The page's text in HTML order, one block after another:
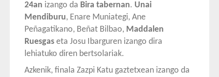
24an izango da Bira tabernan. Unai
Mendiburu, Enare Muniategi, Ane
Peñagatikano, Beñat Bilbao, Maddalen
Ruesgas eta Josu Ibarguren izango dira
lehiatuko diren bertsolariak.
Azkenik, finala Zazpi Katu gaztetxean izango da